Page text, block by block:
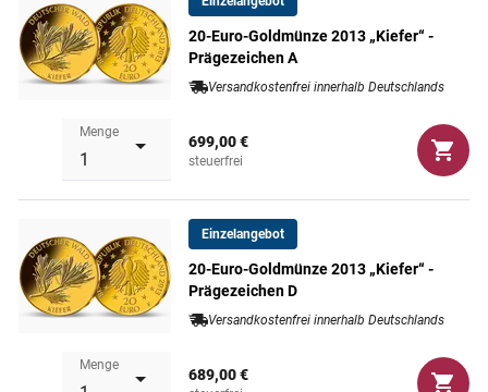
Erhaltung
Stempelglanz
Währung Euro
Maße
20-Euro-Goldmünze 2013 „Kiefer“ -
Prägezeichen A
Versandkostenfrei innerhalb Deutschlands
Menge
699,00 €
steuerfrei
Einzelangebot
20-Euro-Goldmünze 2013 „Kiefer“ -
Prägezeichen D
Versandkostenfrei innerhalb Deutschlands
Menge
689,00 €